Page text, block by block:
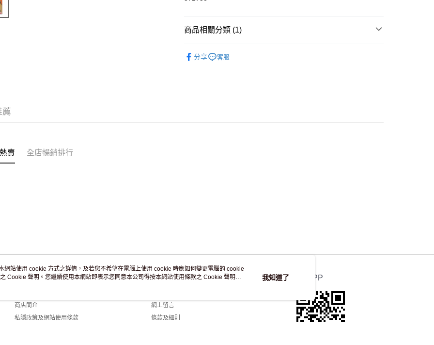
商品相關分類 (1)
分享
客服
薦
賣 全店暢銷排行
關於我們
商店簡介
私隱政策及網站使用條款
客戶服務
網上留言
條款及細則
官方APP
網站使用 cookie 方式之詳情，及若您不希望在電腦上使用 cookie 時應如何變更電腦的 cookie
Cookie 聲明。您繼續使用本網站即表示您同意本公司得按本網站使用條款之 Cookie 聲明使
我知道了